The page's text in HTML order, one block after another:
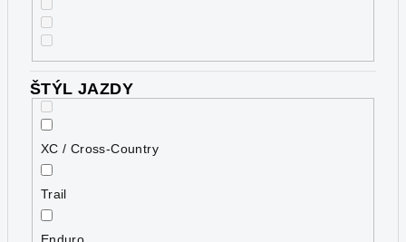
ŠTÝL JAZDY
XC / Cross-Country
Trail
Enduro